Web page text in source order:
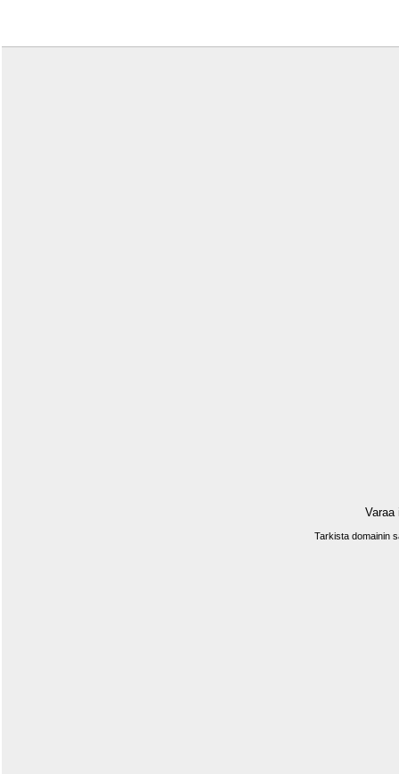
Varaa
Tarkista domainin